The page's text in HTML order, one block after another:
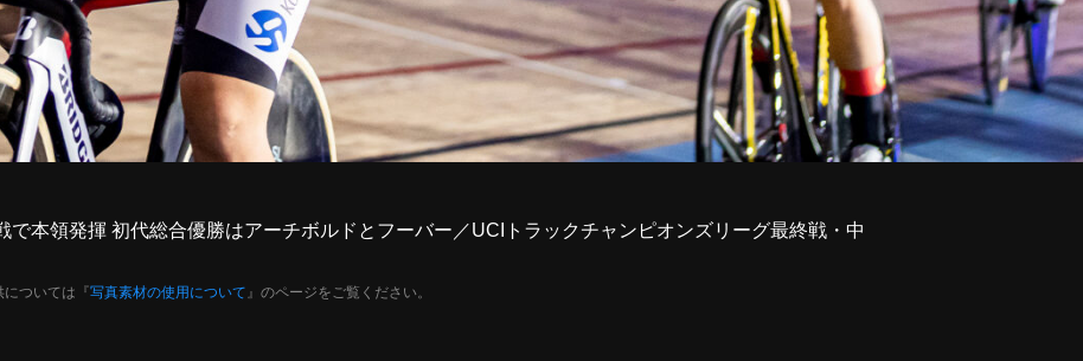
で本領発揮 初代総合優勝はアーチボルドとフーバー／UCIトラックチャンピオンズリーグ最終戦・中
ついては『写真素材の使用について 』のページをご覧ください。